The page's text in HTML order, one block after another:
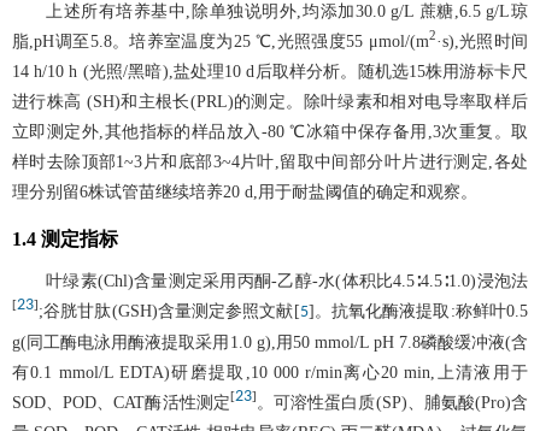
上述所有培养基中,除单独说明外,均添加30.0 g/L 蔗糖,6.5 g/L琼
脂,pH调至5.8。培养室温度为25 ℃,光照强度55 μmol/(m2·s),光照时间
14 h/10 h (光照/黑暗),盐处理10 d后取样分析。随机选15株用游标卡尺
进行株高 (SH)和主根长(PRL)的测定。除叶绿素和相对电导率取样后
立即测定外,其他指标的样品放入-80 ℃冰箱中保存备用,3次重复。取
样时去除顶部1~3片和底部3~4片叶,留取中间部分叶片进行测定,各处
理分别留6株试管苗继续培养20 d,用于耐盐阈值的确定和观察。
1.4 测定指标
叶绿素(Chl)含量测定采用丙酮-乙醇-水(体积比4.5∶4.5∶1.0)浸泡法
[23] ;谷胱甘肽(GSH)含量测定参照文献[5]。抗氧化酶液提取:称鲜叶0.5
g(同工酶电泳用酶液提取采用1.0 g),用50 mmol/L pH 7.8磷酸缓冲液(含
有0.1 mmol/L EDTA)研磨提取,10 000 r/min离心20 min,上清液用于
SOD、POD、CAT酶活性测定[23] 。可溶性蛋白质(SP)、脯氨酸(Pro)含